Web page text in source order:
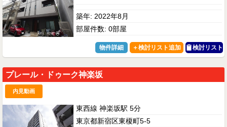
築年: 2022年8月
部屋件数: 0部屋
物件詳細 検討リスト
プレール・ドゥーク神楽坂
内見動画
東西線 神楽坂駅 5分
東京都新宿区東榎町5-5